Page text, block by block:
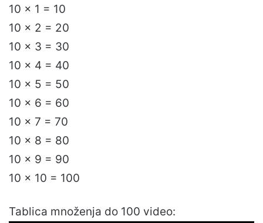
10 x 1 = 10
10 x 2 = 20
10 x 3 = 30
10 x 4 = 40
10 x 5 = 50
10 x 6 = 60
10 x 7 = 70
10 x 8 = 80
10 x 9 = 90
10 x 10 = 100
Tablica množenja do 100 video: